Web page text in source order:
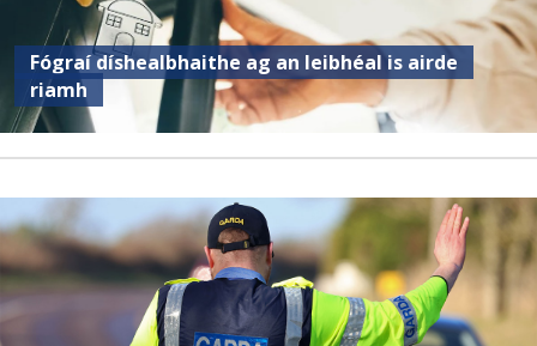
Fógraí díshealbhaithe ag an leibhéal is airde
riamh